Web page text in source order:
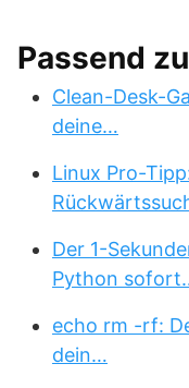
Passend
Clean-Desk-
deine…
Linux Pro-
Der 1-
Python
echo rm -rf:
dein…